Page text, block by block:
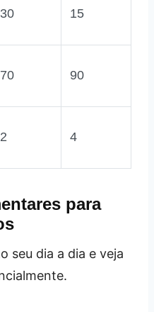
30 15
70 90
2 4
para
seu dia a dia e veja